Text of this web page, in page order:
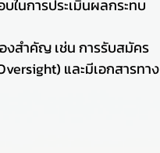
นการประเมินผลกระทบ
งสำคัญ เช่น การรับสมัคร
และมีเอกสารทาง